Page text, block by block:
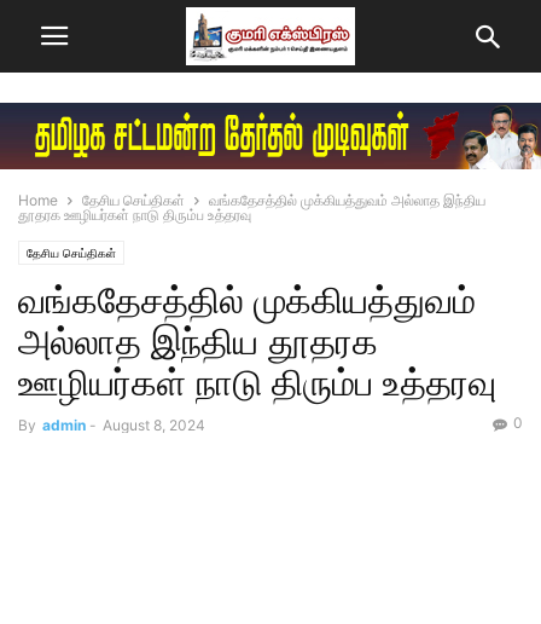
Home தேசிய செய்திகள்
வங்கதேசத்தில் முக்கியத்துவம் அல்லாத இந்திய
தூதரக ஊழியர்கள் நாடு திரும்ப உத்தரவு
தேசிய செய்திகள்
வங்கதேசத்தில் முக்கியத்துவம்
அல்லாத இந்திய தூதரக
ஊழியர்கள் நாடு திரும்ப உத்தரவு
By admin - August 8, 2024 0